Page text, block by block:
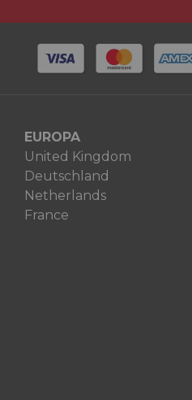
EUROPA
United Kingdom
Deutschland
Netherlands
France